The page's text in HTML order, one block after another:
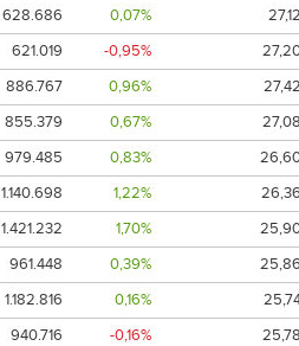
628.686 0,07%
621.019 -0,95%
886.767 0,96%
855.379 0,67%
979.485 0,83%
1.140.698 1,22%
1.421.232 1,70%
961.448 0,39%
1.182.816 0,16%
940.716 -0,16%